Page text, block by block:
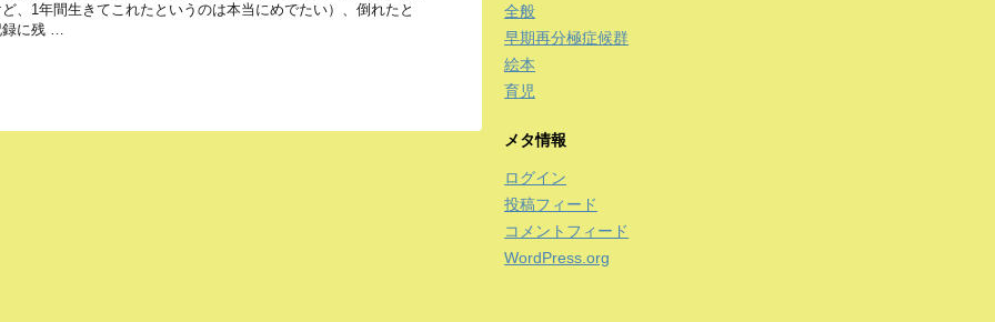
、1年間生きてこれたというのは本当にめでたい）、倒れたと
録に残 …
全般
早期再分極症候群
絵本
育児
メタ情報
ログイン
投稿フィード
コメントフィード
WordPress.org